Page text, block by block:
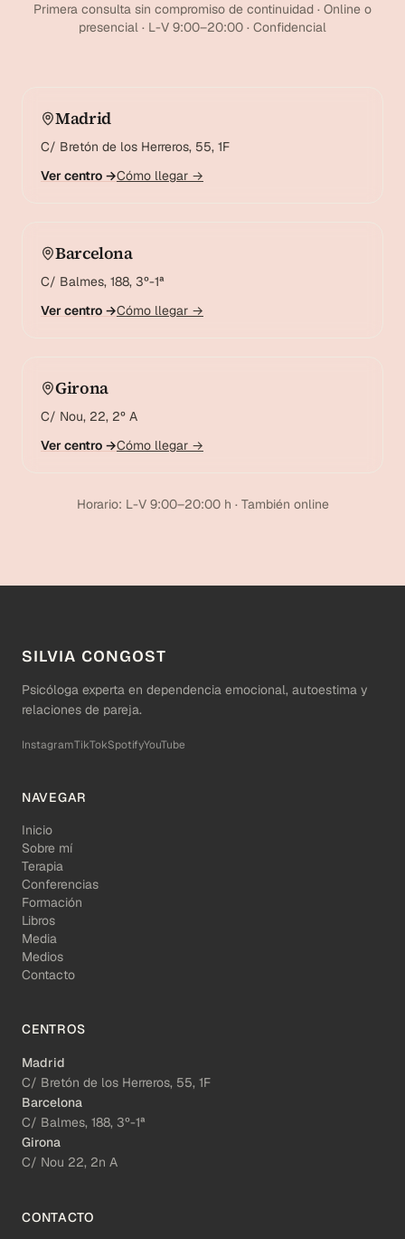
Primera consulta sin compromiso de continuidad · Online o
presencial · L-V 9:00–20:00 · Confidencial
Madrid
C/ Bretón de los Herreros, 55, 1F
Ver centro →Cómo llegar →
Barcelona
C/ Balmes, 188, 3º-1ª
Ver centro →Cómo llegar →
Girona
C/ Nou, 22, 2º A
Ver centro →Cómo llegar →
Horario: L-V 9:00–20:00 h · También online
SILVIA CONGOST
Psicóloga experta en dependencia emocional, autoestima y
relaciones de pareja.
InstagramTikTokSpotifyYouTube
NAVEGAR
Inicio
Sobre mí
Terapia
Conferencias
Formación
Libros
Media
Medios
Contacto
CENTROS
Madrid
C/ Bretón de los Herreros, 55, 1F
Barcelona
C/ Balmes, 188, 3º-1ª
Girona
C/ Nou 22, 2n A
CONTACTO